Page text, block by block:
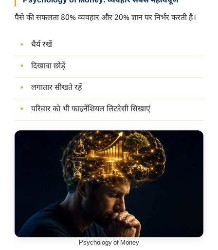
पैसे की सफलता 80% व्यवहार और 20% ज्ञान पर निर्भर करती है।
धैर्य रखें
दिखावा छोड़ें
लगातार सीखते रहें
परिवार को भी फाइनेंशियल लिटरेसी सिखाएं
Psychology of Money